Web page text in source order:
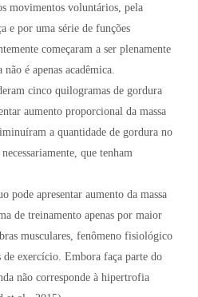
movimentos voluntários, pela
e por uma série de funções
começaram a ser plenamente
é apenas acadêmica.
cinco quilogramas de gordura
aumento proporcional da massa
a quantidade de gordura no
que tenham
pode apresentar aumento da massa
de treinamento apenas por maior
musculares, fenômeno fisiológico
de exercício. Embora faça parte do
não corresponde à hipertrofia